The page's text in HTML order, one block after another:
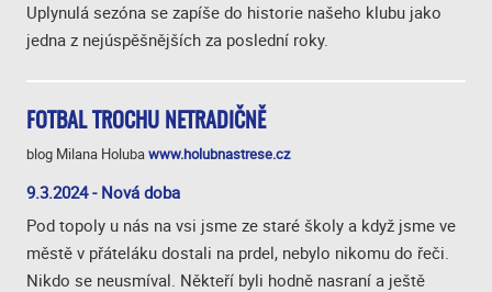
Uplynulá sezóna se zapíše do historie našeho klubu jako
jedna z nejúspěšnějších za poslední roky.
FOTBAL TROCHU NETRADIČNĚ
blog Milana Holubawww.holubnastrese.cz
9.3.2024 - Nová doba
Pod topoly u nás na vsi jsme ze staré školy a když jsme ve
městě v přáteláku dostali na prdel, nebylo nikomu do řeči.
Nikdo se neusmíval. Někteří byli hodně nasraní a ještě